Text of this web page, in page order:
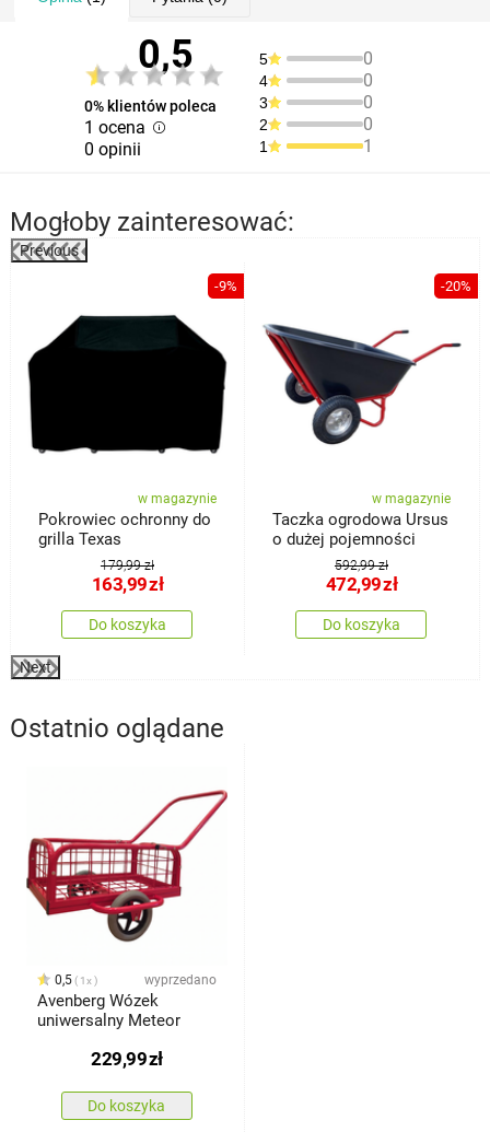
0,5
0% klientów poleca
1 ocena
0 opinii
5 0
4 0
3 0
2 0
1 1
Mogłoby zainteresować:
Previous
-9%
w magazynie
Pokrowiec ochronny do
grilla Texas
179,99 zł
163,99zł
Do koszyka
-20%
w magazynie
Taczka ogrodowa Ursus
o dużej pojemności
592,99 zł
472,99zł
Do koszyka
Next
Ostatnio oglądane
0,5 1x wyprzedano
Avenberg Wózek
uniwersalny Meteor
229,99zł
Do koszyka